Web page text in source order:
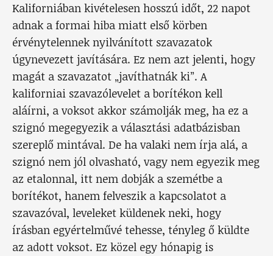
Kaliforniában kivételesen hosszú időt, 22 napot
adnak a formai hiba miatt első körben
érvénytelennek nyilvánított szavazatok
úgynevezett javítására. Ez nem azt jelenti, hogy
magát a szavazatot „javíthatnák ki”. A
kaliforniai szavazólevelet a borítékon kell
aláírni, a voksot akkor számolják meg, ha ez a
szignó megegyezik a választási adatbázisban
szereplő mintával. De ha valaki nem írja alá, a
szignó nem jól olvasható, vagy nem egyezik meg
az etalonnal, itt nem dobják a szemétbe a
borítékot, hanem felveszik a kapcsolatot a
szavazóval, leveleket küldenek neki, hogy
írásban egyértelművé tehesse, tényleg ő küldte
az adott voksot. Ez közel egy hónapig is